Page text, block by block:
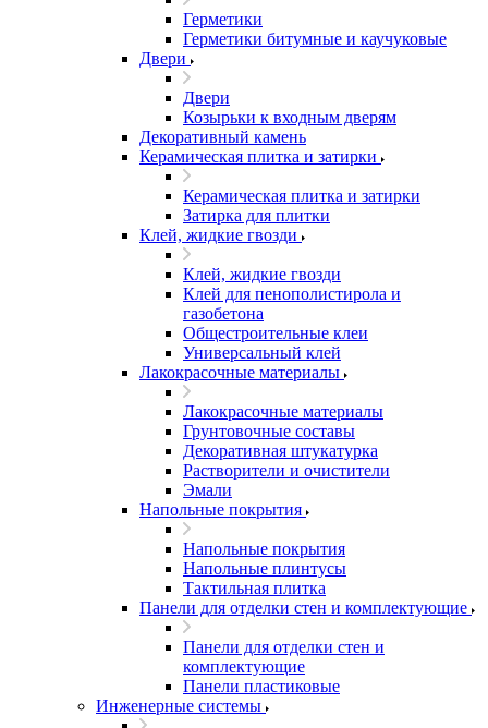
Герметики
Герметики битумные и каучуковые
Двери
Двери
Козырьки к входным дверям
Декоративный камень
Керамическая плитка и затирки
Керамическая плитка и затирки
Затирка для плитки
Клей, жидкие гвозди
Клей, жидкие гвозди
Клей для пенополистирола и
газобетона
Общестроительные клеи
Универсальный клей
Лакокрасочные материалы
Лакокрасочные материалы
Грунтовочные составы
Декоративная штукатурка
Растворители и очистители
Эмали
Напольные покрытия
Напольные покрытия
Напольные плинтусы
Тактильная плитка
Панели для отделки стен и комплектующие
Панели для отделки стен и
комплектующие
Панели пластиковые
Инженерные системы